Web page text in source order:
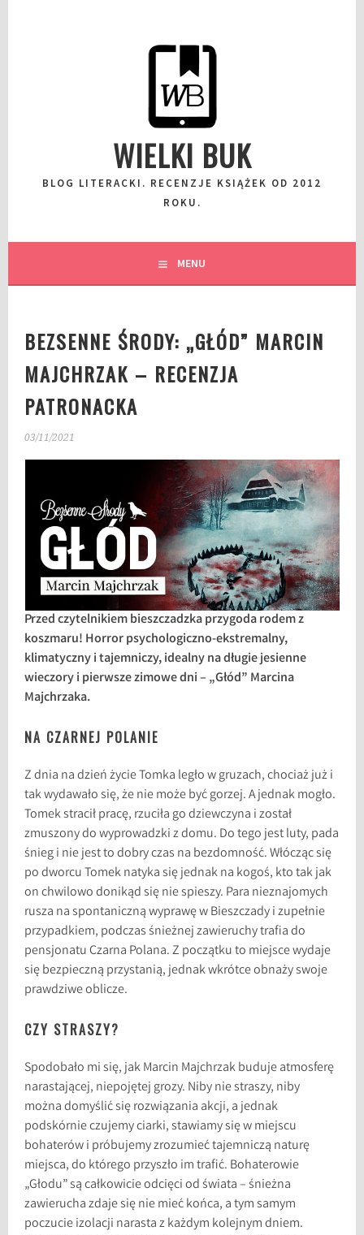
WIELKI BUK
BLOG LITERACKI. RECENZJE KSIĄŻEK OD 2012
ROKU.
MENU
BEZSENNE ŚRODY: „GŁÓD” MARCIN
MAJCHRZAK – RECENZJA
PATRONACKA
03/11/2021
Przed czytelnikiem bieszczadzka przygoda rodem z
koszmaru! Horror psychologiczno-ekstremalny,
klimatyczny i tajemniczy, idealny na długie jesienne
wieczory i pierwsze zimowe dni – „Głód” Marcina
Majchrzaka.
NA CZARNEJ POLANIE
Z dnia na dzień życie Tomka legło w gruzach, chociaż już i
tak wydawało się, że nie może być gorzej. A jednak mogło.
Tomek stracił pracę, rzuciła go dziewczyna i został
zmuszony do wyprowadzki z domu. Do tego jest luty, pada
śnieg i nie jest to dobry czas na bezdomność. Włócząc się
po dworcu Tomek natyka się jednak na kogoś, kto tak jak
on chwilowo donikąd się nie spieszy. Para nieznajomych
rusza na spontaniczną wyprawę w Bieszczady i zupełnie
przypadkiem, podczas śnieżnej zawieruchy trafia do
pensjonatu Czarna Polana. Z początku to miejsce wydaje
się bezpieczną przystanią, jednak wkrótce obnaży swoje
prawdziwe oblicze.
CZY STRASZY?
Spodobało mi się, jak Marcin Majchrzak buduje atmosferę
narastającej, niepojętej grozy. Niby nie straszy, niby
można domyślić się rozwiązania akcji, a jednak
podskórnie czujemy ciarki, stawiamy się w miejscu
bohaterów i próbujemy zrozumieć tajemniczą naturę
miejsca, do którego przyszło im trafić. Bohaterowie
„Głodu” są całkowicie odcięci od świata – śnieżna
zawierucha zdaje się nie mieć końca, a tym samym
poczucie izolacji narasta z każdym kolejnym dniem.